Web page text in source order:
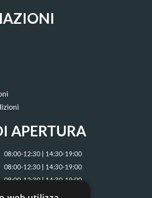
APERTURA
08:00-12:30 | 14:30-19:00
08:00-12:30 | 14:30-19:00
08:00-12:30 | 14:30-19:00
08:00-12:30 | 14:30-18:00